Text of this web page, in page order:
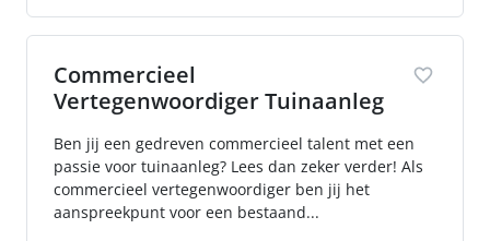
Commercieel
Vertegenwoordiger Tuinaanleg
Ben jij een gedreven commercieel talent met een
passie voor tuinaanleg? Lees dan zeker verder! Als
commercieel vertegenwoordiger ben jij het
aanspreekpunt voor een bestaand...